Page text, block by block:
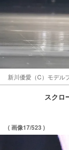
新川優愛（C）モデル
スクロ
( 画像17/523 )